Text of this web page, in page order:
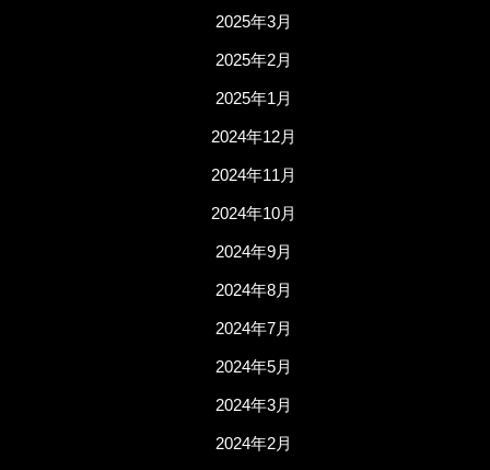
2025年3月
2025年2月
2025年1月
2024年12月
2024年11月
2024年10月
2024年9月
2024年8月
2024年7月
2024年5月
2024年3月
2024年2月